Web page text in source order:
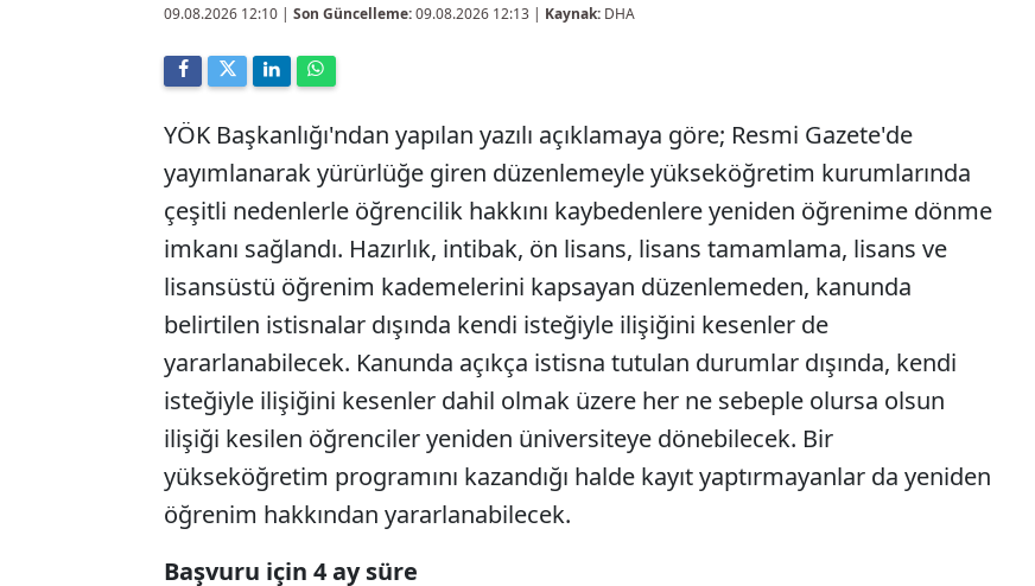
09.08.2026 12:10 | Son Güncelleme:09.08.2026 12:13 | Kaynak: DHA
YÖK Başkanlığı'ndan yapılan yazılı açıklamaya göre; Resmi Gazete'de
yayımlanarak yürürlüğe giren düzenlemeyle yükseköğretim kurumlarında
çeşitli nedenlerle öğrencilik hakkını kaybedenlere yeniden öğrenime dönme
imkanı sağlandı. Hazırlık, intibak, ön lisans, lisans tamamlama, lisans ve
lisansüstü öğrenim kademelerini kapsayan düzenlemeden, kanunda
belirtilen istisnalar dışında kendi isteğiyle ilişiğini kesenler de
yararlanabilecek. Kanunda açıkça istisna tutulan durumlar dışında, kendi
isteğiyle ilişiğini kesenler dahil olmak üzere her ne sebeple olursa olsun
ilişiği kesilen öğrenciler yeniden üniversiteye dönebilecek. Bir
yükseköğretim programını kazandığı halde kayıt yaptırmayanlar da yeniden
öğrenim hakkından yararlanabilecek.
Başvuru için 4 ay süre